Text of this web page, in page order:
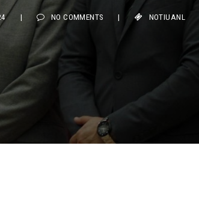
| NO COMMENTS NOTIUANL